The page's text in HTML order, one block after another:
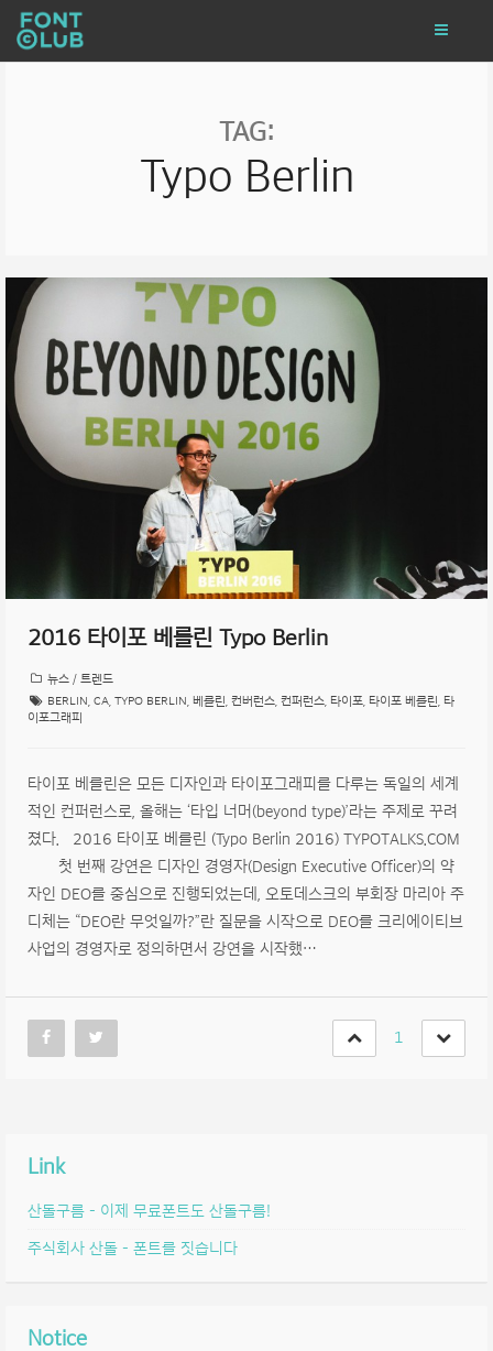
TAG:
Typo Berlin
2016 타이포 베를린 Typo Berlin
뉴스 / 트렌드
BERLIN CA TYPO BERLIN 베를린 컨버런스 컨퍼런스 타이포 타이포 베를린
타
이포그래피
타이포 베를린은 모든 디자인과 타이포그래피를 다루는 독일의 세계
적인 컨퍼런스로, 올해는 ‘타입 너머(beyond type)’라는 주제로 꾸려
졌다. 2016 타이포 베를린 (Typo Berlin 2016) TYPOTALKS.COM
첫 번째 강연은 디자인 경영자(Design Executive Officer)의 약
자인 DEO를 중심으로 진행되었는데, 오토데스크의 부회장 마리아 주
디체는 “DEO란 무엇일까?”란 질문을 시작으로 DEO를 크리에이티브
사업의 경영자로 정의하면서 강연을 시작했…
1
Link
산돌구름 – 이제 무료폰트도 산돌구름!
주식회사 산돌 – 폰트를 짓습니다
Notice